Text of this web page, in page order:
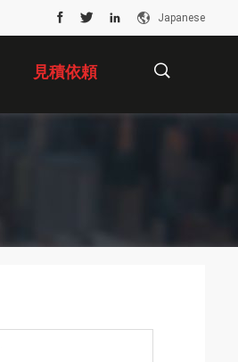
Japanese
見積依頼